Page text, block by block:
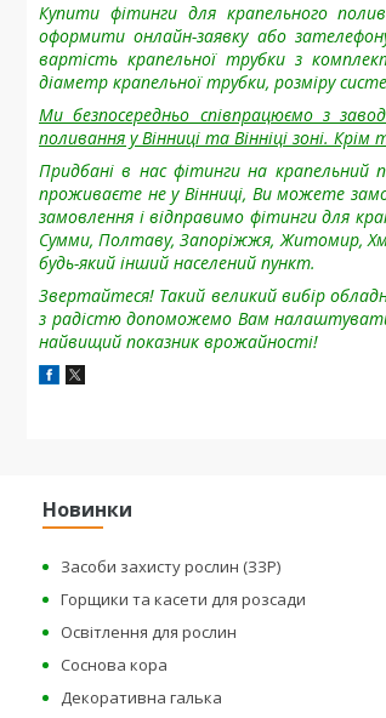
Купити фітинги для крапельного
оформити онлайн-заявку або
вартість крапельної трубки з
діаметр крапельної трубки, розміру
Ми безпосередньо співпрацюємо з
поливання у Вінниці та Вінніці зоні.
Придбані в нас фітинги на крапельний
проживаєте не у Вінниці, Ви можете
замовлення і відправимо фітинги для
Сумми, Полтаву, Запоріжжя, Житомир,
будь-який інший населений пункт.
Звертайтеся! Такий великий вибір
з радістю допоможемо Вам
найвищий показник врожайності!
Новинки
Засоби захисту рослин (ЗЗР)
Горщики та касети для розсади
Освітлення для рослин
Соснова кора
Декоративна галька